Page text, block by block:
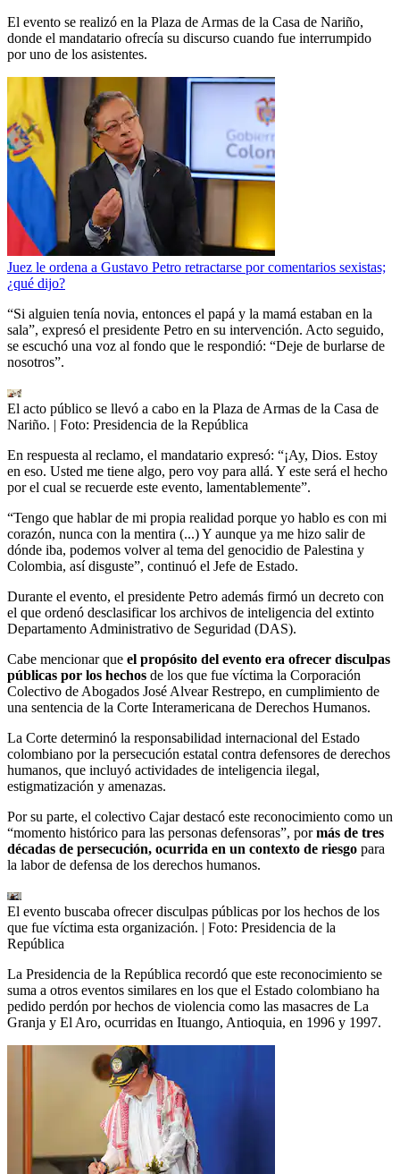
El evento se realizó en la Plaza de Armas de la Casa de Nariño,
donde el mandatario ofrecía su discurso cuando fue interrumpido
por uno de los asistentes.
Juez le ordena a Gustavo Petro retractarse por comentarios sexistas;
¿qué dijo?
“Si alguien tenía novia, entonces el papá y la mamá estaban en la
sala”, expresó el presidente Petro en su intervención. Acto seguido,
se escuchó una voz al fondo que le respondió: “Deje de burlarse de
nosotros”.
El acto público se llevó a cabo en la Plaza de Armas de la Casa de
Nariño. | Foto: Presidencia de la República
En respuesta al reclamo, el mandatario expresó: “¡Ay, Dios. Estoy
en eso. Usted me tiene algo, pero voy para allá. Y este será el hecho
por el cual se recuerde este evento, lamentablemente”.
“Tengo que hablar de mi propia realidad porque yo hablo es con mi
corazón, nunca con la mentira (...) Y aunque ya me hizo salir de
dónde iba, podemos volver al tema del genocidio de Palestina y
Colombia, así disguste”, continuó el Jefe de Estado.
Durante el evento, el presidente Petro además firmó un decreto con
el que ordenó desclasificar los archivos de inteligencia del extinto
Departamento Administrativo de Seguridad (DAS).
Cabe mencionar que el propósito del evento era ofrecer disculpas
públicas por los hechos de los que fue víctima la Corporación
Colectivo de Abogados José Alvear Restrepo, en cumplimiento de
una sentencia de la Corte Interamericana de Derechos Humanos.
La Corte determinó la responsabilidad internacional del Estado
colombiano por la persecución estatal contra defensores de derechos
humanos, que incluyó actividades de inteligencia ilegal,
estigmatización y amenazas.
Por su parte, el colectivo Cajar destacó este reconocimiento como un
“momento histórico para las personas defensoras”, pormás de tres
décadas de persecución, ocurrida en un contexto de riesgo para
la labor de defensa de los derechos humanos.
El evento buscaba ofrecer disculpas públicas por los hechos de los
que fue víctima esta organización. | Foto: Presidencia de la
República
La Presidencia de la República recordó que este reconocimiento se
suma a otros eventos similares en los que el Estado colombiano ha
pedido perdón por hechos de violencia como las masacres de La
Granja y El Aro, ocurridas en Ituango, Antioquia, en 1996 y 1997.